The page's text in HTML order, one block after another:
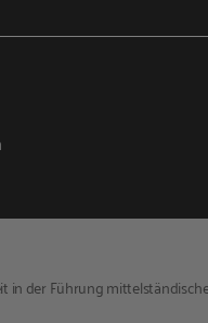
in der Führung